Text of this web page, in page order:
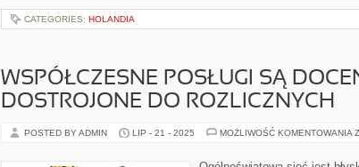
CATEGORIES: HOLANDIA
WSPÓŁCZESNE POSŁUGI SĄ
DOSTROJONE DO ROZLICZNYCH
POSTED BY ADMIN LIP - 21 - 2025 MOŻLIWOŚĆ KOMENTOWANIA